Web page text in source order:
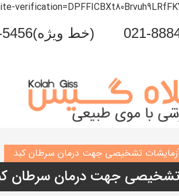
0993-999-5456(خط ویژه)
تشخیصی جهت درمان سرطان کبد
تشخیصی جهت درمان سرطان